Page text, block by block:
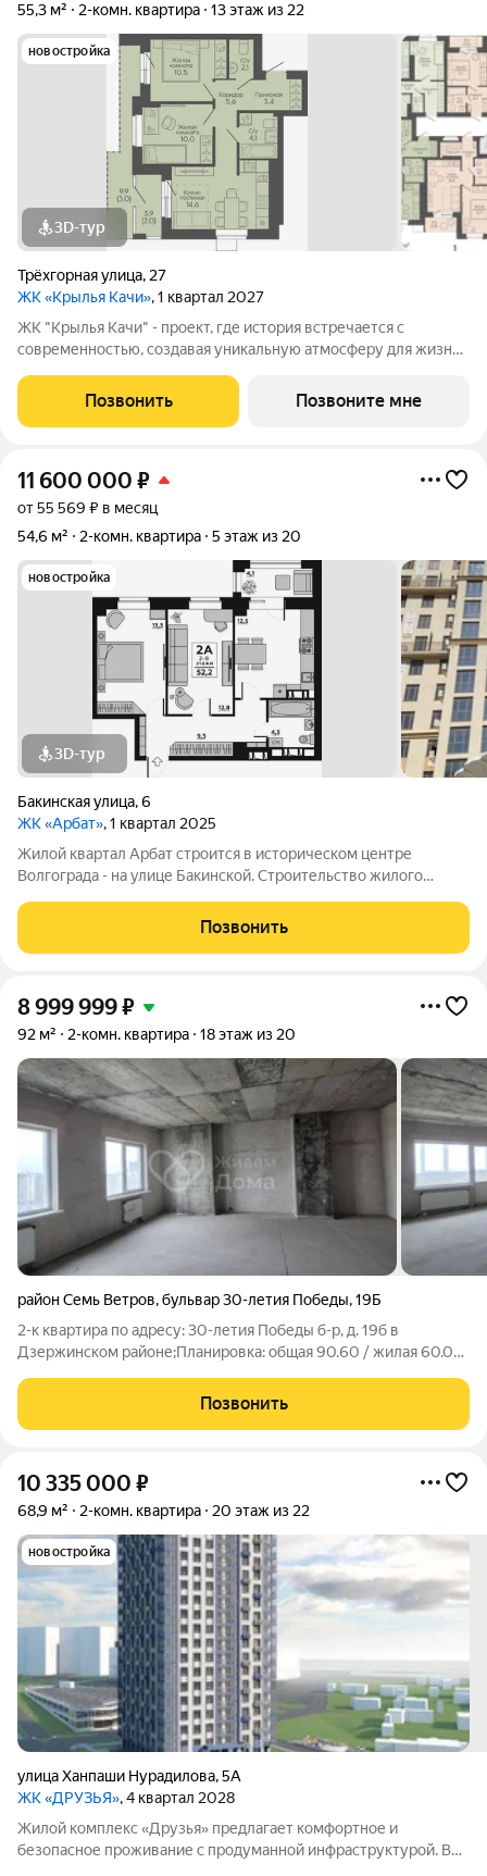
55,3 м²
2-комн. квартира 13 этаж из 22
новостройка
3D-тур
Трёхгорная улица, 27
ЖК «Крылья Качи», 1 квартал 2027
ЖК "Крылья Качи" - проект, где история встречается с
современностью, создавая уникальную атмосферу для жизни.
Дзержинского района Волгограда - в микрорайоне Кача, по
адресу ул. Трехгорная, 27 и
Позвонить Позвоните мне
11 600 000 ₽
от 55 569 ₽ в месяц
54,6 м²
2-комн. квартира 5 этаж из 20
новостройка
3D-тур
Бакинская улица,6
ЖК «Арбат», 1 квартал 2025
Жилой квартал Арбат строится в историческом центре
Волгограда - на улице Бакинской. Строительство жилого
что это уникальный и амбициозный проект для Волгограда.
Квартал был спланирован в
Позвонить
8 999 999₽
92 м² 2-комн. квартира 18 этаж из 20
район Семь Ветров,бульвар 30-летия Победы,19Б
2-к квартира по адресу: 30-летия Победы б-р, д. 19б в
Дзержинском районе;Планировка: общая 90.60 / жилая 60.00
Свободная планировка. Раздельный санузел. Есть
застекленная пластиком лоджияКвартира
Позвонить
10 335 000 ₽
68,9 м² 2-комн. квартира 20 этаж из 22
новостройка
улица Ханпаши Нурадилова,5А
ЖК «ДРУЗЬЯ», 4 квартал 2028
Жилой комплекс «Друзья» предлагает комфортное и
безопасное проживание с продуманной инфраструктурой. Во